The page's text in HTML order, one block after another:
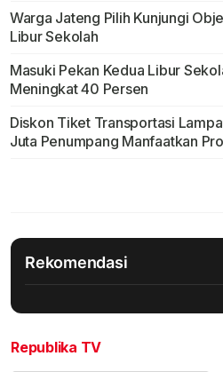
Warga Jateng Pilih Kunjungi
Libur Sekolah
Masuki Pekan Kedua Libur
Meningkat 40 Persen
Diskon Tiket Transportasi
Juta Penumpang Manfaatkan
Rekomendasi
Republika TV